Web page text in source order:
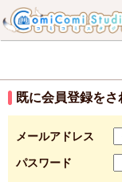
既に会員登録を
メールアドレス
パスワード